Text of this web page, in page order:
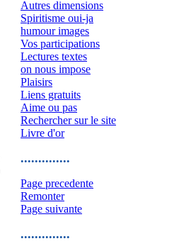
Autres dimensions
Spiritisme oui-ja
humour images
Vos participations
Lectures textes
on nous impose
Plaisirs
Liens gratuits
Aime ou pas
Rechercher sur le site
Livre d'or
..............
Page precedente
Remonter
Page suivante
..............